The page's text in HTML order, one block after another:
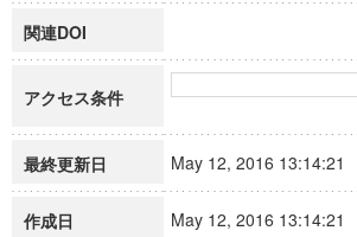
関連DOI
アクセス条件
最終更新日 May 12, 2016 13:14:21
作成日 May 12, 2016 13:14:21